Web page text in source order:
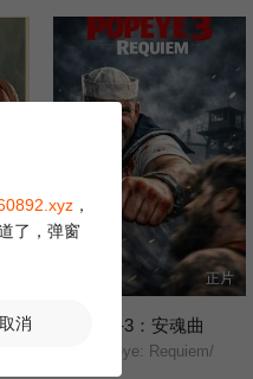
正片
大力水手3：安魂曲
Popeye: Requiem/
，
了，弹窗
取消